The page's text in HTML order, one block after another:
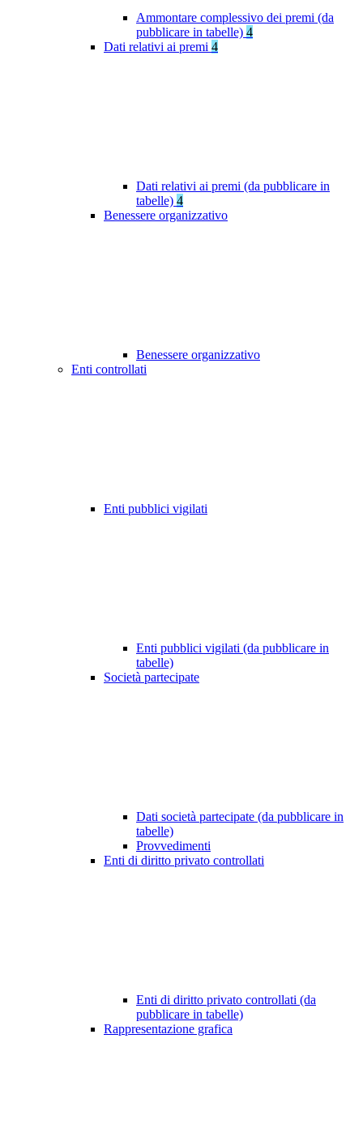
Ammontare complessivo dei premi (da
pubblicare in tabelle) 4
Dati relativi ai premi 4
Dati relativi ai premi (da pubblicare in
tabelle) 4
Benessere organizzativo
Benessere organizzativo
Enti controllati
Enti pubblici vigilati
Enti pubblici vigilati (da pubblicare in
tabelle)
Società partecipate
Dati società partecipate (da pubblicare in
tabelle)
Provvedimenti
Enti di diritto privato controllati
Enti di diritto privato controllati (da
pubblicare in tabelle)
Rappresentazione grafica